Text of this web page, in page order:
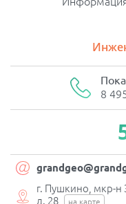
8
г. Пушкино, мкр-н
д. 28
на карте